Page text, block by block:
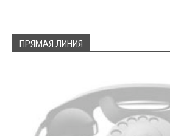
ПРЯМАЯ ЛИНИЯ